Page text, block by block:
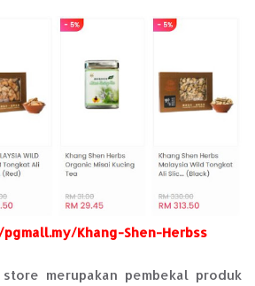
Khang-Shen-Herbss
merupakan pembekal produk